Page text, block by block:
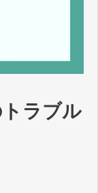
ラブル